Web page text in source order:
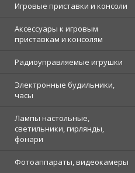
Игровые приставки и консоли
Аксессуары к игровым
приставкам и консолям
Радиоуправляемые игрушки
Электронные будильники,
часы
Лампы настольные,
светильники, гирлянды,
фонари
Фотоаппараты, видеокамеры